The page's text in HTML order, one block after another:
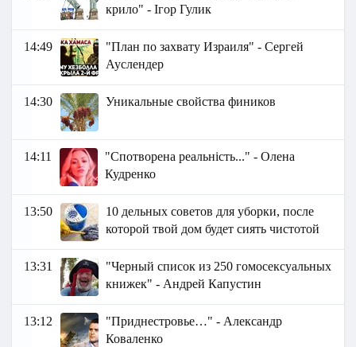
крило" - Ігор Гулик
14:49
"План по захвату Израиля" - Сергей
Ауслендер
14:30 Уникальные свойства фиников
14:11
"Спотворена реальність..." - Олена
Кудренко
13:50
10 дельных советов для уборки, после
которой твой дом будет сиять чистотой
13:31
"Черный список из 250 гомосексуальных
книжек" - Андрей Капустин
13:12
"Приднестровье…" - Александр
Коваленко